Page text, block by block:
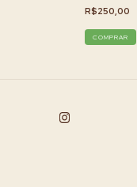
R$250,00